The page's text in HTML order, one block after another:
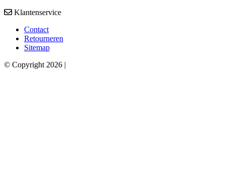
Klantenservice
Contact
Retourneren
Sitemap
© Copyright 2026 |